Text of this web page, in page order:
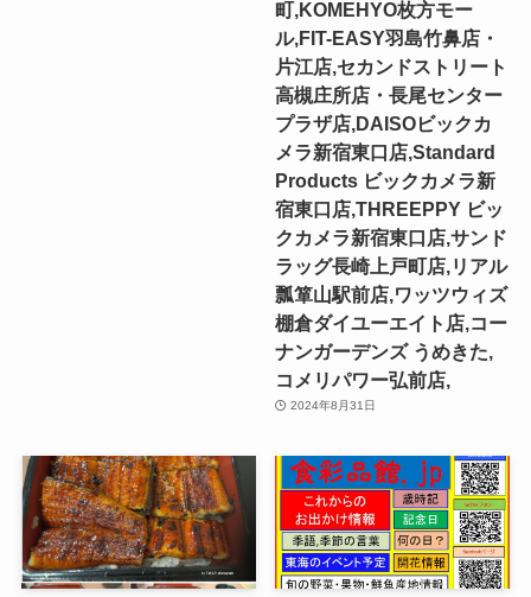
町,KOMEHYO枚方モー
ル,FIT-EASY羽島竹鼻店・
片江店,セカンドストリート
高槻庄所店・長尾センター
プラザ店,DAISOビックカ
メラ新宿東口店,Standard
Products ビックカメラ新
宿東口店,THREEPPY ビッ
クカメラ新宿東口店,サンド
ラッグ長崎上戸町店,リアル
瓢箪山駅前店,ワッツウィズ
棚倉ダイユーエイト店,コー
ナンガーデンズ うめきた,
コメリパワー弘前店,
2024年8月31日